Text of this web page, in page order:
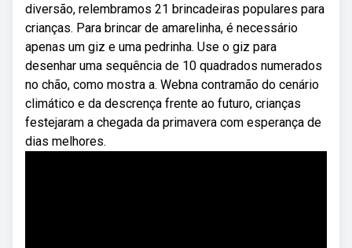
diversão, relembramos 21 brincadeiras populares para
crianças. Para brincar de amarelinha, é necessário
apenas um giz e uma pedrinha. Use o giz para
desenhar uma sequência de 10 quadrados numerados
no chão, como mostra a. Webna contramão do cenário
climático e da descrença frente ao futuro, crianças
festejaram a chegada da primavera com esperança de
dias melhores.